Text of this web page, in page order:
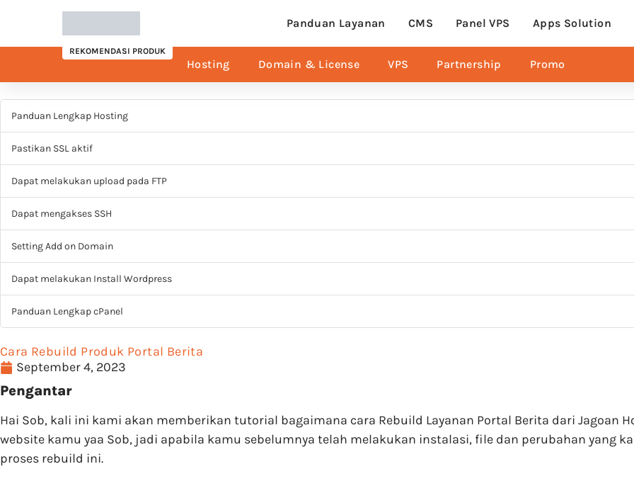
Panduan Layanan CMS Panel VPS Apps Solution
REKOMENDASI PRODUK
Hosting Domain & License VPS Partnership Promo
Panduan Lengkap Hosting
Pastikan SSL aktif
Dapat melakukan upload pada FTP
Dapat mengakses SSH
Setting Add on Domain
Dapat melakukan Install Wordpress
Panduan Lengkap cPanel
Cara Rebuild Produk Portal Berita
September 4, 2023
Pengantar
Hai Sob, kali ini kami akan memberikan tutorial bagaimana cara Rebuild Layanan Portal Berita dari Jagoan
website kamu yaa Sob, jadi apabila kamu sebelumnya telah melakukan instalasi, file dan perubahan yang
proses rebuild ini.